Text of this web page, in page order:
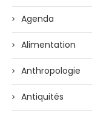
Agenda
Alimentation
Anthropologie
Antiquités